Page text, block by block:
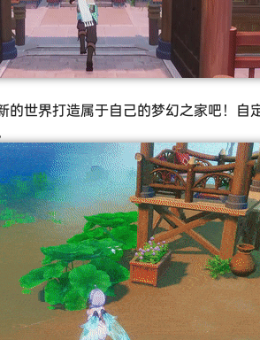
的世界打造属于自己的梦幻之家吧！